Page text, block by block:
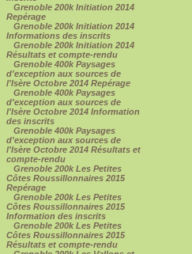
Grenoble 200k Initiation 2014
Repérage
Grenoble 200k Initiation 2014
Informations des inscrits
Grenoble 200k Initiation 2014
Résultats et compte-rendu
Grenoble 400k Paysages
d'exception aux sources de
l'Isère Octobre 2014 Repérage
Grenoble 400k Paysages
d'exception aux sources de
l'Isère Octobre 2014 Information
des inscrits
Grenoble 400k Paysages
d'exception aux sources de
l'Isère Octobre 2014 Résultats et
compte-rendu
Grenoble 200k Les Petites
Côtes Roussillonnaires 2015
Repérage
Grenoble 200k Les Petites
Côtes Roussillonnaires 2015
Information des inscrits
Grenoble 200k Les Petites
Côtes Roussillonnaires 2015
Résultats et compte-rendu